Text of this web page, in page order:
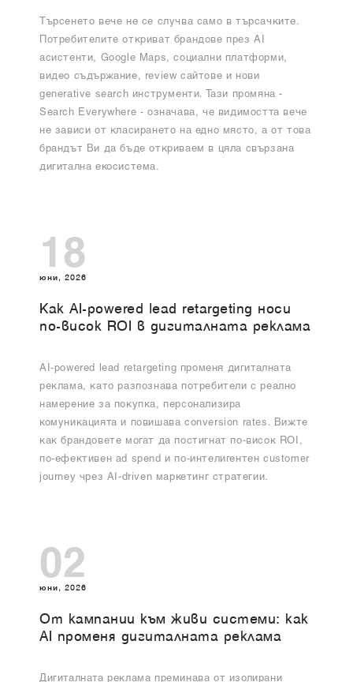
Търсенето вече не се случва само в търсачките.
Потребителите откриват брандове през AI
асистенти, Google Maps, социални платформи,
видео съдържание, review сайтове и нови
generative search инструменти. Тази промяна -
Search Everywhere - означава, че видимостта вече
не зависи от класирането на едно място, а от това
брандът Ви да бъде откриваем в цяла свързана
дигитална екосистема.
18
юни, 2026
Как AI-powered lead retargeting носи
по-висок ROI в дигиталната реклама
AI-powered lead retargeting променя дигиталната
реклама, като разпознава потребители с реално
намерение за покупка, персонализира
комуникацията и повишава conversion rates. Вижте
как брандовете могат да постигнат по-висок ROI,
по-ефективен ad spend и по-интелигентен customer
journey чрез AI-driven маркетинг стратегии.
02
юни, 2026
От кампании към живи системи: как
AI променя дигиталната реклама
Дигиталната реклама преминава от изолирани